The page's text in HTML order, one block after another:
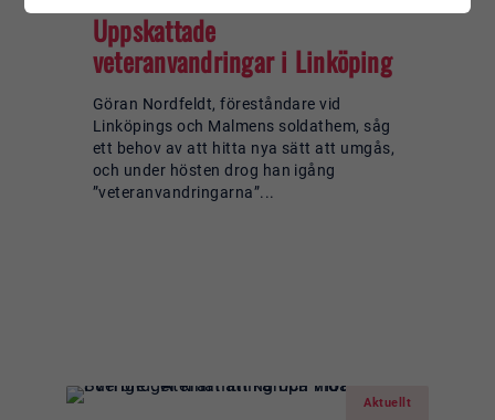
Uppskattade
veteranvandringar i Linköping
Göran Nordfeldt, föreståndare vid
Linköpings och Malmens soldathem, såg
ett behov av att hitta nya sätt att umgås,
och under hösten drog han igång
”veteranvandringarna”...
Aktuellt